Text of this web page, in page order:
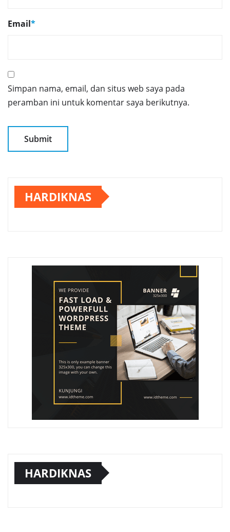
Email*
Simpan nama, email, dan situs web saya pada
peramban ini untuk komentar saya berikutnya.
HARDIKNAS
HARDIKNAS